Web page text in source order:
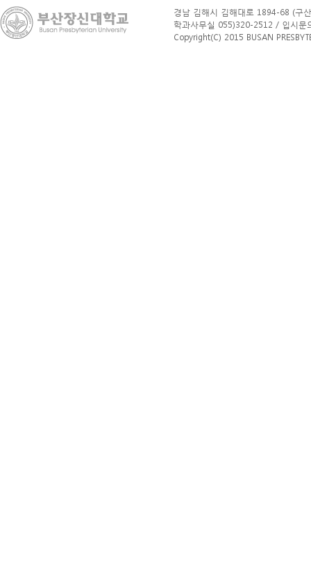
경남 김해시 김해대로 1894-68 (구
학과사무실 055)320-2512 / 입시
Copyright(C) 2015 BUSAN